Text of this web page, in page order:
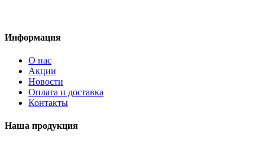
Информация
О нас
Акции
Новости
Оплата и доставка
Контакты
Наша продукция